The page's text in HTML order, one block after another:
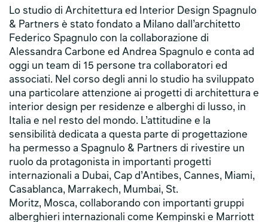
Lo studio di Architettura ed Interior Design Spagnulo
& Partners è stato fondato a Milano dall’architetto
Federico Spagnulo con la collaborazione di
Alessandra Carbone ed Andrea Spagnulo e conta ad
oggi un team di 15 persone tra collaboratori ed
associati. Nel corso degli anni lo studio ha sviluppato
una particolare attenzione ai progetti di architettura e
interior design per residenze e alberghi di lusso, in
Italia e nel resto del mondo. L’attitudine e la
sensibilità dedicata a questa parte di progettazione
ha permesso a Spagnulo & Partners di rivestire un
ruolo da protagonista in importanti progetti
internazionali a Dubai, Cap d’Antibes, Cannes, Miami,
Casablanca, Marrakech, Mumbai, St.
Moritz, Mosca, collaborando con importanti gruppi
alberghieri internazionali come Kempinski e Marriott